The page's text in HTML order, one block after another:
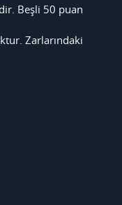
Beşli 50 puan
Zarlarındaki